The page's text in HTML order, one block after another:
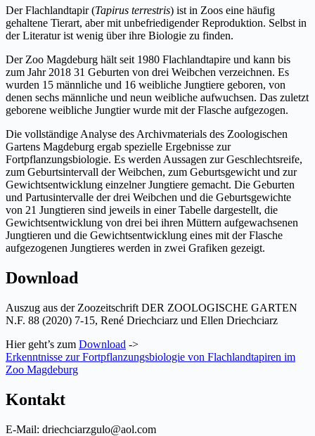
Der Flachlandtapir (Tapirus terrestris) ist in Zoos eine häufig
gehaltene Tierart, aber mit unbefriedigender Reproduktion. Selbst in
der Literatur ist wenig über ihre Biologie zu finden.
Der Zoo Magdeburg hält seit 1980 Flachlandtapire und kann bis
zum Jahr 2018 31 Geburten von drei Weibchen verzeichnen. Es
wurden 15 männliche und 16 weibliche Jungtiere geboren, von
denen sechs männliche und neun weibliche aufwuchsen. Das zuletzt
geborene weibliche Jungtier wurde mit der Flasche aufgezogen.
Die vollständige Analyse des Archivmaterials des Zoologischen
Gartens Magdeburg ergab spezielle Ergebnisse zur
Fortpflanzungsbiologie. Es werden Aussagen zur Geschlechtsreife,
zum Geburtsintervall der Weibchen, zum Geburtsgewicht und zur
Gewichtsentwicklung einzelner Jungtiere gemacht. Die Geburten
und Partusintervalle der drei Weibchen und die Geburtsgewichte
von 21 Jungtieren sind jeweils in einer Tabelle dargestellt, die
Gewichtsentwicklung von drei bei ihren Müttern aufgewachsenen
Jungtieren und die Gewichtsentwicklung eines mit der Flasche
aufgezogenen Jungtieres werden in zwei Grafiken gezeigt.
Download
Auszug aus der Zoozeitschrift DER ZOOLOGISCHE GARTEN
N.F. 88 (2020) 7-15, René Driechciarz und Ellen Driechciarz
Hier geht’s zum Download ->
Erkenntnisse zur Fortpflanzungsbiologie von Flachlandtapiren im
Zoo Magdeburg
Kontakt
E-Mail: driechciarzgulo@aol.com